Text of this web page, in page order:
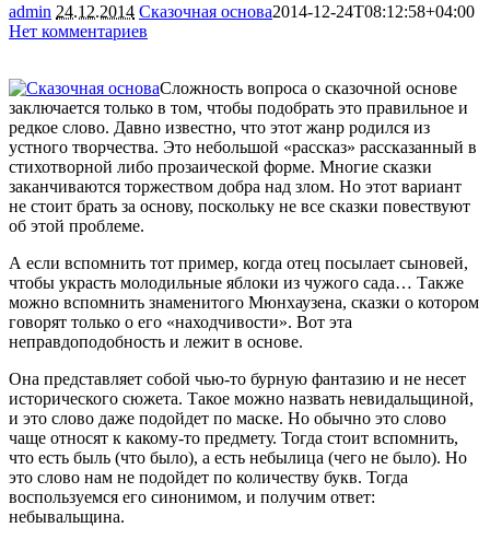
admin 24.12.2014 Сказочная основа2014-12-24T08:12:58+04:00
Нет комментариев
Сложность вопроса о сказочной основе
заключается только в том, чтобы подобрать это правильное и
редкое слово. Давно известно, что этот жанр родился из
устного творчества. Это небольшой «рассказ» рассказанный в
стихотворной либо прозаической форме. Многие сказки
заканчиваются торжеством добра над злом. Но этот вариант
не стоит брать за основу, поскольку не все сказки повествуют
об этой проблеме.
А если вспомнить тот пример, когда отец посылает сыновей,
чтобы украсть молодильные яблоки из чужого сада… Также
можно вспомнить знаменитого Мюнхаузена, сказки о котором
говорят только о его «находчивости». Вот эта
неправдоподобность и лежит в основе.
Она представляет собой чью-то бурную фантазию и не несет
исторического сюжета. Такое можно назвать невидальщиной,
и это слово даже подойдет по маске. Но обычно это слово
чаще относят к какому-то предмету. Тогда стоит вспомнить,
что есть быль (что было), а есть небылица (чего не было). Но
это слово нам не подойдет по количеству букв. Тогда
воспользуемся его синонимом, и получим ответ:
небывальщина.